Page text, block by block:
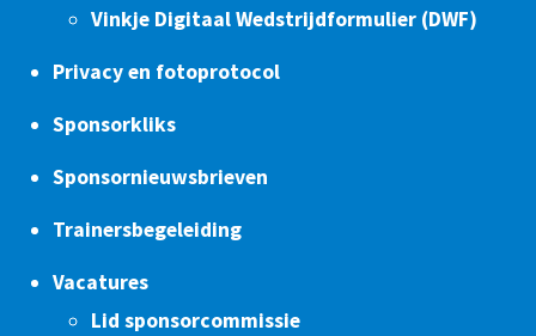
Vinkje Digitaal Wedstrijdformulier (DWF)
Privacy en fotoprotocol
Sponsorkliks
Sponsornieuwsbrieven
Trainersbegeleiding
Vacatures
Lid sponsorcommissie